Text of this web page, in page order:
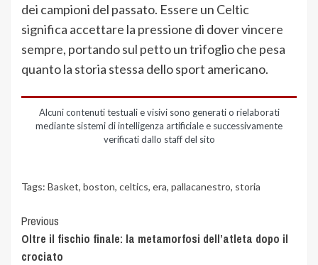
dei campioni del passato. Essere un Celtic
significa accettare la pressione di dover vincere
sempre, portando sul petto un trifoglio che pesa
quanto la storia stessa dello sport americano.
Alcuni contenuti testuali e visivi sono generati o rielaborati
mediante sistemi di intelligenza artificiale e successivamente
verificati dallo staff del sito
Tags: Basket, boston, celtics, era, pallacanestro, storia
Previous
Oltre il fischio finale: la metamorfosi dell’atleta dopo il
crociato